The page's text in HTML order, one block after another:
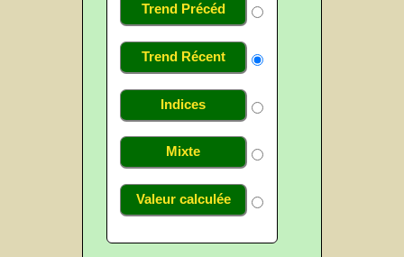
Trend Précéd
Trend Récent
Indices
Mixte
Valeur calculée